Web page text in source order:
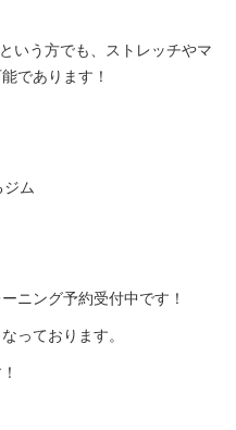
いう方でも、ストレッチやマ
であります！
ム
ニング予約受付中です！
っております。